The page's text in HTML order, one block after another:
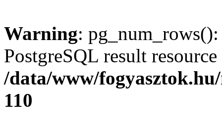
Warning:
PostgreSQL result
/data/www/
110